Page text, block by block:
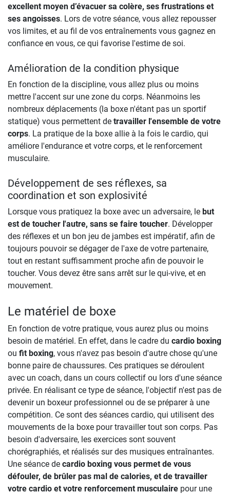
excellent moyen d’évacuer sa colère, ses frustrations et
ses angoisses. Lors de votre séance, vous allez repousser
vos limites, et au fil de vos entraînements vous gagnez en
confiance en vous, ce qui favorise l'estime de soi.
Amélioration de la condition physique
En fonction de la discipline, vous allez plus ou moins
mettre l'accent sur une zone du corps. Néanmoins les
nombreux déplacements (la boxe n'étant pas un sportif
statique) vous permettent de travailler l'ensemble de votre
corps. La pratique de la boxe allie à la fois le cardio, qui
améliore l'endurance et votre corps, et le renforcement
musculaire.
Développement de ses réflexes, sa
coordination et son explosivité
Lorsque vous pratiquez la boxe avec un adversaire, le but
est de toucher l'autre, sans se faire toucher. Développer
des réflexes et un bon jeu de jambes est impératif, afin de
toujours pouvoir se dégager de l'axe de votre partenaire,
tout en restant suffisamment proche afin de pouvoir le
toucher. Vous devez être sans arrêt sur le qui-vive, et en
mouvement.
Le matériel de boxe
En fonction de votre pratique, vous aurez plus ou moins
besoin de matériel. En effet, dans le cadre du cardio boxing
ou fit boxing, vous n'avez pas besoin d'autre chose qu'une
bonne paire de chaussures. Ces pratiques se déroulent
avec un coach, dans un cours collectif ou lors d'une séance
privée. En réalisant ce type de séance, l'objectif n'est pas de
devenir un boxeur professionnel ou de se préparer à une
compétition. Ce sont des séances cardio, qui utilisent des
mouvements de la boxe pour travailler tout son corps. Pas
besoin d'adversaire, les exercices sont souvent
chorégraphiés, et réalisés sur des musiques entraînantes.
Une séance de cardio boxing vous permet de vous
défouler, de brûler pas mal de calories, et de travailler
votre cardio et votre renforcement musculaire pour une